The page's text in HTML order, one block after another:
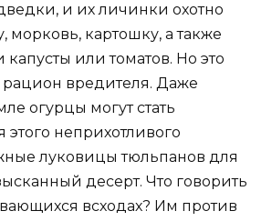
и их личинки охотно
морковь, картошку, а также
или томатов. Но это
рацион вредителя. Даже
огурцы могут стать
этого неприхотливого
луковицы тюльпанов для
десерт. Что говорить
всходах? Им против